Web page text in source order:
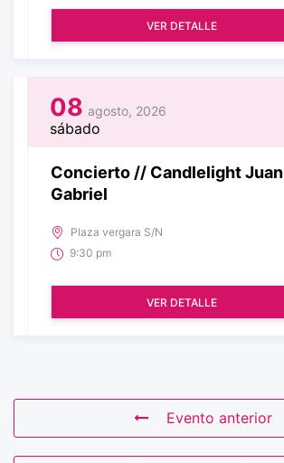
VER DETALLE
08 agosto, 2026
sábado
Concierto // Candlelight Juan
Gabriel
Plaza vergara S/N
9:30 pm
VER DETALLE
Evento anterior